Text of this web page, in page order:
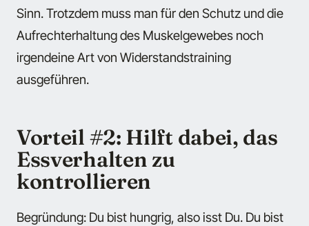
Sinn. Trotzdem muss man für den Schutz und die
Aufrechterhaltung des Muskelgewebes noch
irgendeine Art von Widerstandstraining
ausgeführen.
Vorteil #2: Hilft dabei, das
Essverhalten zu
kontrollieren
Begründung: Du bist hungrig, also isst Du. Du bist